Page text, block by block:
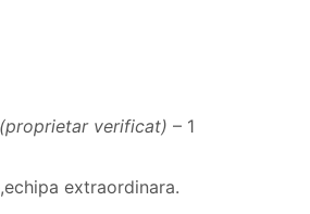
(proprietar verificat) – 1
extraordinara.